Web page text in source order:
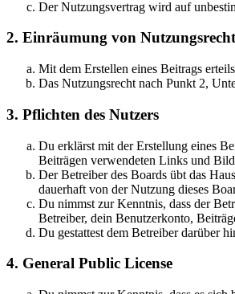
Der Nutzungsvertrag wird auf
2. Einräumung von
Mit dem Erstellen eines Beitrags
Das Nutzungsrecht nach Punkt 2,
3. Pflichten des Nutzers
Du erklärst mit der Erstellung eines
Beiträgen verwendeten Links und
Der Betreiber des Boards übt das
dauerhaft von der Nutzung dieses
Du nimmst zur Kenntnis, dass der
Betreiber, dein Benutzerkonto,
Du gestattest dem Betreiber darüber
4. General Public License